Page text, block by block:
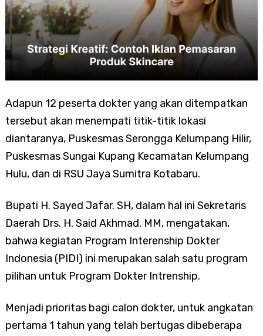
Adapun 12 peserta dokter yang akan ditempatkan
tersebut akan menempati titik-titik lokasi
diantaranya, Puskesmas Serongga Kelumpang Hilir,
Puskesmas Sungai Kupang Kecamatan Kelumpang
Hulu, dan di RSU Jaya Sumitra Kotabaru.
Bupati H. Sayed Jafar. SH, dalam hal ini Sekretaris
Daerah Drs. H. Said Akhmad. MM, mengatakan,
bahwa kegiatan Program Interenship Dokter
Indonesia (PIDI) ini merupakan salah satu program
pilihan untuk Program Dokter Intrenship.
Menjadi prioritas bagi calon dokter, untuk angkatan
pertama 1 tahun yang telah bertugas dibeberapa